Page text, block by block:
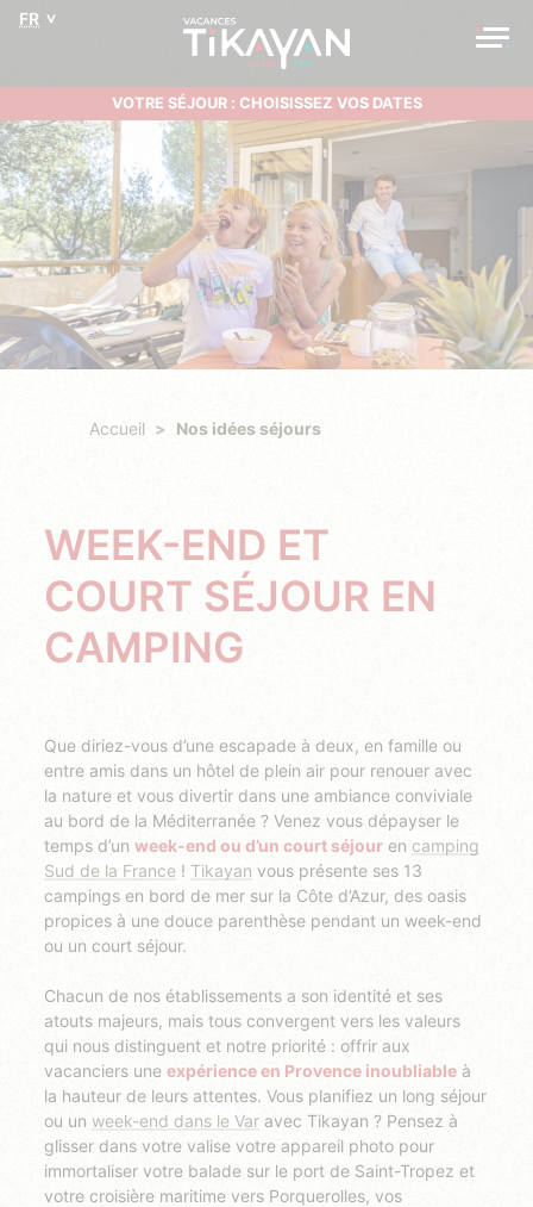
FR
VOTRE SÉJOUR : CHOISISSEZ VOS DATES
Accueil Nos idées séjours
WEEK-END ET
COURT SÉJOUR EN
CAMPING
Que diriez-vous d’une escapade à deux, en famille ou
entre amis dans un hôtel de plein air pour renouer avec
la nature et vous divertir dans une ambiance conviviale
au bord de la Méditerranée ? Venez vous dépayser le
temps d’unweek-end ou d’un court séjour en camping
Sud de la France ! Tikayan vous présente ses 13
campings en bord de mer sur la Côte d’Azur, des oasis
propices à une douce parenthèse pendant un week-end
ou un court séjour.
Chacun de nos établissements a son identité et ses
atouts majeurs, mais tous convergent vers les valeurs
qui nous distinguent et notre priorité : offrir aux
vacanciers uneexpérience en Provence inoubliable à
la hauteur de leurs attentes. Vous planifiez un long séjour
ou un week-end dans le Var avec Tikayan ? Pensez à
glisser dans votre valise votre appareil photo pour
immortaliser votre balade sur le port de Saint-Tropez et
votre croisière maritime vers Porquerolles, vos